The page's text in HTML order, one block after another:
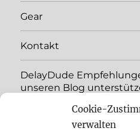
Cookie-
verwalten
Gear
Kontakt
DelayDude
unseren Blog